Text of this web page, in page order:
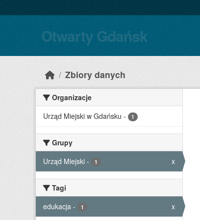
Otwarty Gdańsk
Zbiory danych
Organizacje
Urząd Miejski w Gdańsku - 1
Grupy
Urząd Miejski - 1 x
Tagi
edukacja - 1 x